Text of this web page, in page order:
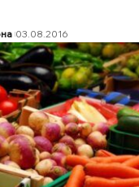
03.08.2016